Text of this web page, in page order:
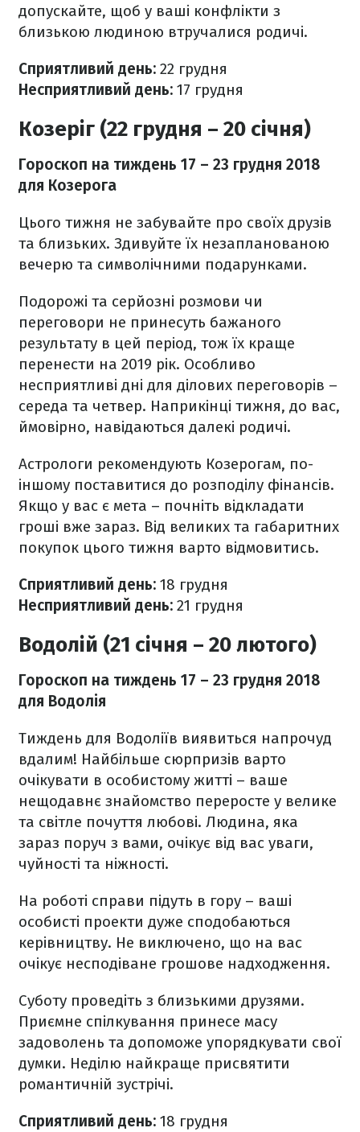
допускайте, щоб у ваші конфлікти з
близькою людиною втручалися родичі.
Сприятливий день: 22 грудня
Несприятливий день: 17 грудня
Козеріг (22 грудня – 20 січня)
Гороскоп на тиждень 17 – 23 грудня 2018
для Козерога
Цього тижня не забувайте про своїх друзів
та близьких. Здивуйте їх незапланованою
вечерю та символічними подарунками.
Подорожі та серйозні розмови чи
переговори не принесуть бажаного
результату в цей період, тож їх краще
перенести на 2019 рік. Особливо
несприятливі дні для ділових переговорів –
середа та четвер. Наприкінці тижня, до вас,
ймовірно, навідаються далекі родичі.
Астрологи рекомендують Козерогам, по-
іншому поставитися до розподілу фінансів.
Якщо у вас є мета – почніть відкладати
гроші вже зараз. Від великих та габаритних
покупок цього тижня варто відмовитись.
Сприятливий день: 18 грудня
Несприятливий день: 21 грудня
Водолій (21 січня – 20 лютого)
Гороскоп на тиждень 17 – 23 грудня 2018
для Водолія
Тиждень для Водоліїв виявиться напрочуд
вдалим! Найбільше сюрпризів варто
очікувати в особистому житті – ваше
нещодавнє знайомство переросте у велике
та світле почуття любові. Людина, яка
зараз поруч з вами, очікує від вас уваги,
чуйності та ніжності.
На роботі справи підуть в гору – ваші
особисті проекти дуже сподобаються
керівництву. Не виключено, що на вас
очікує несподіване грошове надходження.
Суботу проведіть з близькими друзями.
Приємне спілкування принесе масу
задоволень та допоможе упорядкувати свої
думки. Неділю найкраще присвятити
романтичній зустрічі.
Сприятливий день: 18 грудня